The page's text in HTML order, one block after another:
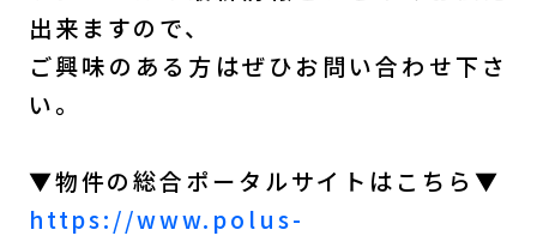
出来ますので、
ご興味のある方はぜひお問い合わせ下さ
い。
▼物件の総合ポータルサイトはこちら▼
https://www.polus-